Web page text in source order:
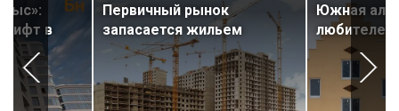
лифт в
Первичный рынок
запасается жильем
Южная
любителей